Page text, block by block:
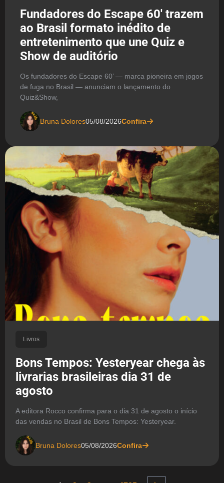
Fundadores do Escape 60′ trazem
ao Brasil formato inédito de
entretenimento que une Quiz e
Show de auditório
Os fundadores do Escape 60’ — marca pioneira em jogos
de fuga no Brasil — anunciam o lançamento do
Quiz&Show,
Bruna Dolores05/08/2026Confira
Livros
Bons Tempos: Yesteryear chega às
livrarias brasileiras dia 31 de
agosto
A editora Rocco confirma para o dia 31 de agosto o início
das vendas no Brasil de Bons Tempos: Yesteryear.
Bruna Dolores05/08/2026Confira